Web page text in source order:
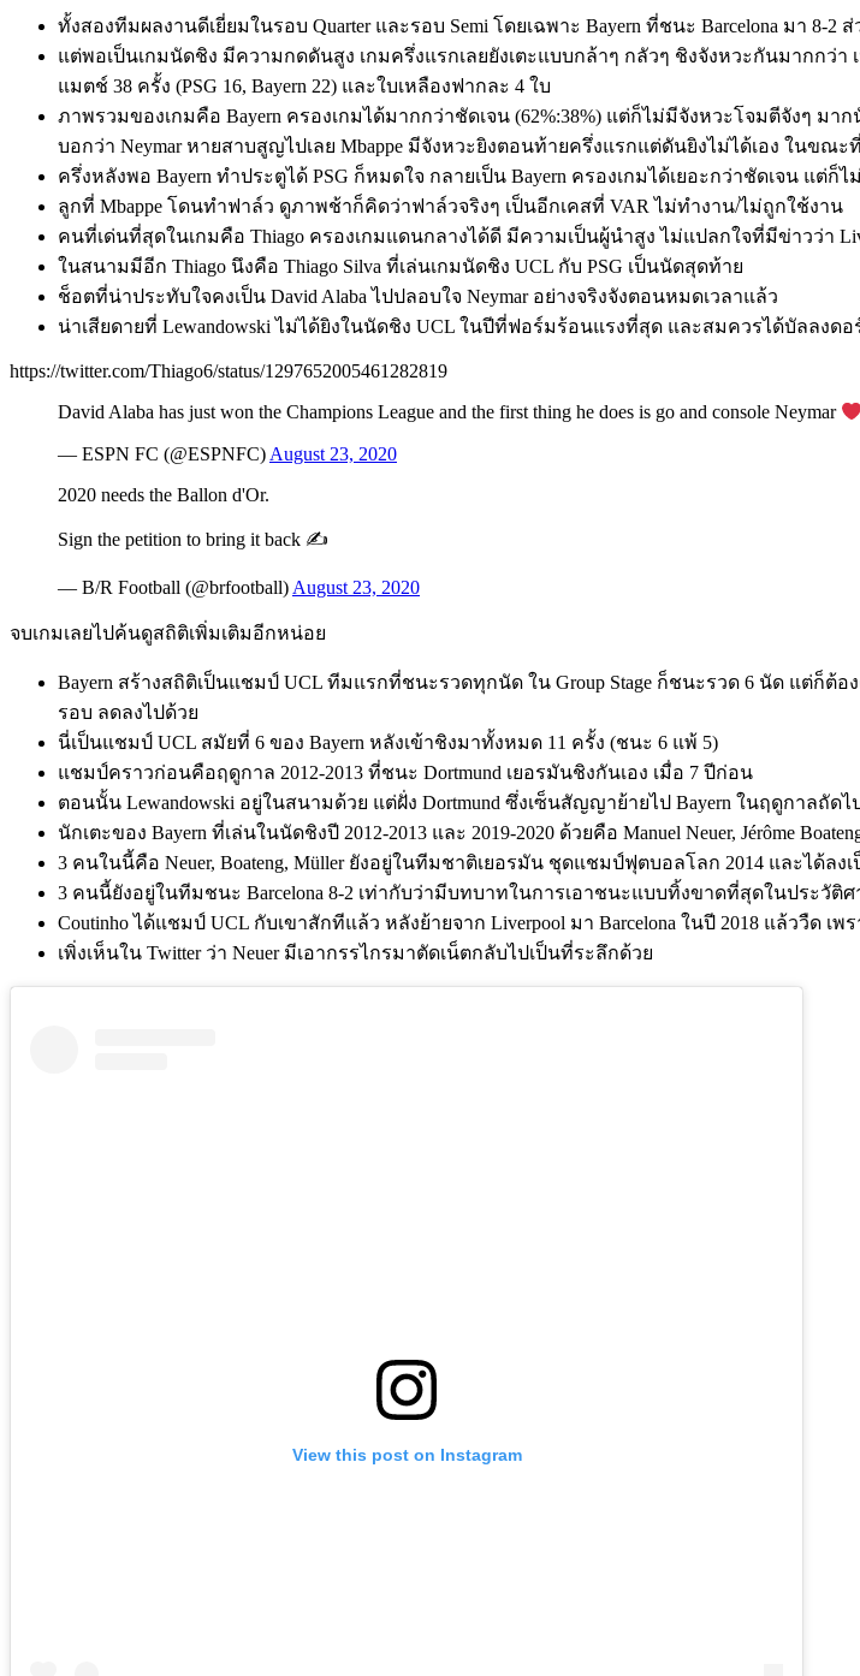
ทั้งสองทีมผลงานดีเยี่ยมในรอบ Quarter และรอบ Semi โดยเฉพาะ Bayern ที่ชนะ Barcelona มา 8-
แต่พอเป็นเกมนัดชิง มีความกดดันสูง เกมครึ่งแรกเลยยังเตะแบบกล้าๆ กลัวๆ ชิงจังหวะกันมากกว่
แมตช์ 38 ครั้ง (PSG 16, Bayern 22) และใบเหลืองฟากละ 4 ใบ
ภาพรวมของเกมคือ Bayern ครองเกมได้มากกว่าชัดเจน (62%:38%) แต่ก็ไม่มีจังหวะโจมตีจังๆ ม
บอกว่า Neymar หายสาบสูญไปเลย Mbappe มีจังหวะยิงตอนท้ายครึ่งแรกแต่ดันยิงไม่ได้เอง ในขณะ
ครึ่งหลังพอ Bayern ทำประตูได้ PSG ก็หมดใจ กลายเป็น Bayern ครองเกมได้เยอะกว่าชัดเจน แต่ก็
ลูกที่ Mbappe โดนทำฟาล์ว ดูภาพช้าก็คิดว่าฟาล์วจริงๆ เป็นอีกเคสที่ VAR ไม่ทำงาน/ไม่ถูกใช้งาน
คนที่เด่นที่สุดในเกมคือ Thiago ครองเกมแดนกลางได้ดี มีความเป็นผู้นำสูง ไม่แปลกใจที่มีข่าวว่า
ในสนามมีอีก Thiago นึงคือ Thiago Silva ที่เล่นเกมนัดชิง UCL กับ PSG เป็นนัดสุดท้าย
ช็อตที่น่าประทับใจคงเป็น David Alaba ไปปลอบใจ Neymar อย่างจริงจังตอนหมดเวลาแล้ว
น่าเสียดายที่ Lewandowski ไม่ได้ยิงในนัดชิง UCL ในปีที่ฟอร์มร้อนแรงที่สุด และสมควรได้บัลลงด
https://twitter.com/Thiago6/status/1297652005461282819
David Alaba has just won the Champions League and the first thing he does is go and console Neymar
— ESPN FC (@ESPNFC) August 23, 2020
2020 needs the Ballon d'Or.
Sign the petition to bring it back ✍️
— B/R Football (@brfootball) August 23, 2020
จบเกมเลยไปค้นดูสถิติเพิ่มเติมอีกหน่อย
Bayern สร้างสถิติเป็นแชมป์ UCL ทีมแรกที่ชนะรวดทุกนัด ใน Group Stage ก็ชนะรวด 6 นัด แต่ก็ต้
รอบ ลดลงไปด้วย
นี่เป็นแชมป์ UCL สมัยที่ 6 ของ Bayern หลังเข้าชิงมาทั้งหมด 11 ครั้ง (ชนะ 6 แพ้ 5)
แชมป์คราวก่อนคือฤดูกาล 2012-2013 ที่ชนะ Dortmund เยอรมันชิงกันเอง เมื่อ 7 ปีก่อน
ตอนนั้น Lewandowski อยู่ในสนามด้วย แต่ฝั่ง Dortmund ซึ่งเซ็นสัญญาย้ายไป Bayern ในฤดูกาลถัดไ
นักเตะของ Bayern ที่เล่นในนัดชิงปี 2012-2013 และ 2019-2020 ด้วยคือ Manuel Neuer, Jérôme
3 คนในนี้คือ Neuer, Boateng, Müller ยังอยู่ในทีมชาติเยอรมัน ชุดแชมป์ฟุตบอลโลก 2014 และได้
3 คนนี้ยังอยู่ในทีมชนะ Barcelona 8-2 เท่ากับว่ามีบทบาทในการเอาชนะแบบทิ้งขาดที่สุดในประวัติ
Coutinho ได้แชมป์ UCL กับเขาสักทีแล้ว หลังย้ายจาก Liverpool มา Barcelona ในปี 2018 แล้ววืด
เพิ่งเห็นใน Twitter ว่า Neuer มีเอากรรไกรมาตัดเน็ตกลับไปเป็นที่ระลึกด้วย
View this post on Instagram